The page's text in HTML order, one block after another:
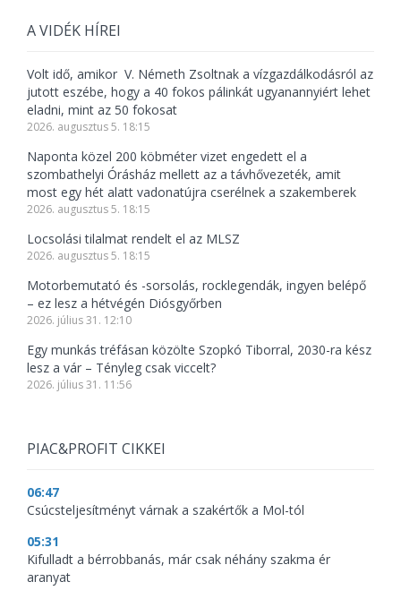
A VIDÉK HÍREI
Volt idő, amikor V. Németh Zsoltnak a vízgazdálkodásról az
jutott eszébe, hogy a 40 fokos pálinkát ugyanannyiért lehet
eladni, mint az 50 fokosat
2026. augusztus 5. 18:15
Naponta közel 200 köbméter vizet engedett el a
szombathelyi Órásház mellett az a távhővezeték, amit
most egy hét alatt vadonatújra cserélnek a szakemberek
2026. augusztus 5. 18:15
Locsolási tilalmat rendelt el az MLSZ
2026. augusztus 5. 18:15
Motorbemutató és -sorsolás, rocklegendák, ingyen belépő
– ez lesz a hétvégén Diósgyőrben
2026. július 31. 12:10
Egy munkás tréfásan közölte Szopkó Tiborral, 2030-ra kész
lesz a vár – Tényleg csak viccelt?
2026. július 31. 11:56
PIAC&PROFIT CIKKEI
06:47
Csúcsteljesítményt várnak a szakértők a Mol-tól
05:31
Kifulladt a bérrobbanás, már csak néhány szakma ér
aranyat